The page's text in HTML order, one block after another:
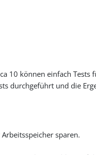
10 können einfach
durchgeführt und die
sparen.